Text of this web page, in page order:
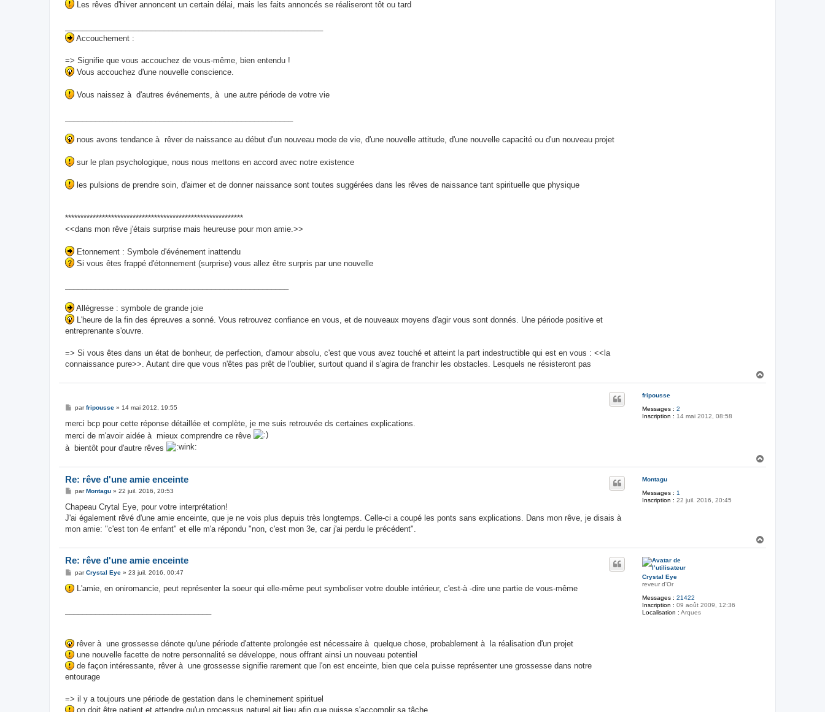
Les rêves d'hiver annoncent un certain délai, mais les faits annoncés se réaliseront tôt ou tard
Accouchement :
=> Signifie que vous accouchez de vous-même, bien entendu !
Vous accouchez d'une nouvelle conscience.
Vous naissez à d'autres événements, à une autre période de votre vie
nous avons tendance à rêver de naissance au début d'un nouveau mode de vie, d'une nouvelle attitude, d'une nouvelle capacité ou d'un nouveau projet
sur le plan psychologique, nous nous mettons en accord avec notre existence
les pulsions de prendre soin, d'aimer et de donner naissance sont toutes suggérées dans les rêves de naissance tant spirituelle que physique
**********************************************************
<<dans mon rêve j'étais surprise mais heureuse pour mon amie.>>
Etonnement : Symbole d'événement inattendu
Si vous êtes frappé d'étonnement (surprise) vous allez être surpris par une nouvelle
Allégresse : symbole de grande joie
L'heure de la fin des épreuves a sonné. Vous retrouvez confiance en vous, et de nouveaux moyens d'agir vous sont donnés. Une période positive et
entreprenante s'ouvre.
=> Si vous êtes dans un état de bonheur, de perfection, d'amour absolu, c'est que vous avez touché et atteint la part indestructible qui est en vous : <<la
connaissance pure>>. Autant dire que vous n'êtes pas prêt de l'oublier, surtout quand il s'agira de franchir les obstacles. Lesquels ne résisteront pas
a
fripousse
Messages : 2
Inscription : 14 mai 2012, 08:58
M
s
a
g
e
parfripousse» 14 mai 2012, 19:55
merci bcp pour cette réponse détaillée et complète, je me suis retrouvée ds certaines explications.
merci de m'avoir aidée à mieux comprendre ce rêve
à bientôt pour d'autre rêves
a
Montagu
Messages : 1
Inscription : 22 juil. 2016, 20:45
Re: rêve d'une amie enceinte
M
s
a
g
parMontagu» 22 juil. 2016, 20:53
Chapeau Crytal Eye, pour votre interprétation!
J'ai également rêvé d'une amie enceinte, que je ne vois plus depuis très longtemps. Celle-ci a coupé les ponts sans explications. Dans mon rêve, je disais à
mon amie: "c'est ton 4e enfant" et elle m'a répondu "non, c'est mon 3e, car j'ai perdu le précédent".
a
Crystal Eye
reveur d'Or
Messages : 21422
Inscription : 09 août 2009, 12:36
Localisation : Arques
Re: rêve d'une amie enceinte
M
s
s
e
parCrystal Eye» 23 juil. 2016, 00:47
L'amie, en oniromancie, peut représenter la soeur qui elle-même peut symboliser votre double intérieur, c'est-à -dire une partie de vous-même
rêver à une grossesse dénote qu'une période d'attente prolongée est nécessaire à quelque chose, probablement à la réalisation d'un projet
une nouvelle facette de notre personnalité se développe, nous offrant ainsi un nouveau potentiel
de façon intéressante, rêver à une grossesse signifie rarement que l'on est enceinte, bien que cela puisse représenter une grossesse dans notre
entourage
=> il y a toujours une période de gestation dans le cheminement spirituel
on doit être patient et attendre qu'un processus naturel ait lieu afin que puisse s'accomplir sa tâche